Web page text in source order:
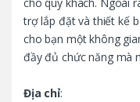
trợ lắp đặt và thiết kế
cho bạn một không
đầy đủ chức năng mà
Địa chỉ: